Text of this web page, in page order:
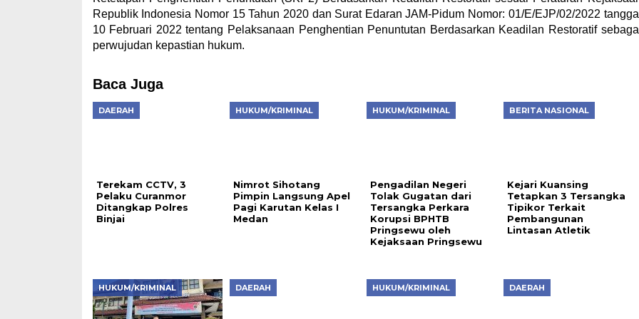
Republik Indonesia Nomor 15 Tahun 2020 dan Surat Edaran JAM-Pidum Nomor: 01/E/EJP/02/2022
10 Februari 2022 tentang Pelaksanaan Penghentian Penuntutan Berdasarkan Keadilan Restoratif
perwujudan kepastian hukum.
Baca Juga
DAERAH
Terekam CCTV, 3
Pelaku Curanmor
Ditangkap Polres
Binjai
HUKUM/KRIMINAL
Nimrot Sihotang
Pimpin Langsung Apel
Pagi Karutan Kelas I
Medan
HUKUM/KRIMINAL
Pengadilan Negeri
Tolak Gugatan dari
Tersangka Perkara
Korupsi BPHTB
Pringsewu oleh
Kejaksaan Pringsewu
BERITA NASIONAL
Kejari Kuansing
Tetapkan 3 Tersangka
Tipikor Terkait
Pembangunan
Lintasan Atletik
HUKUM/KRIMINAL DAERAH HUKUM/KRIMINAL DAERAH